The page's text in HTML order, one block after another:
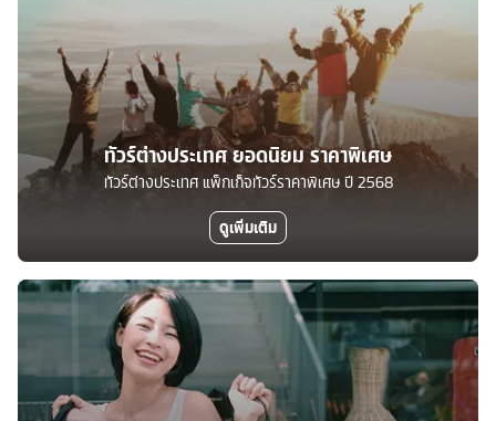
ทัวร์ต่างประเทศ ยอดนิยม ราคาพิเศษ
ทัวร์ต่างประเทศ แพ็กเก็จทัวร์ราคาพิเศษ ปี 2568
ดูเพิ่มเติม